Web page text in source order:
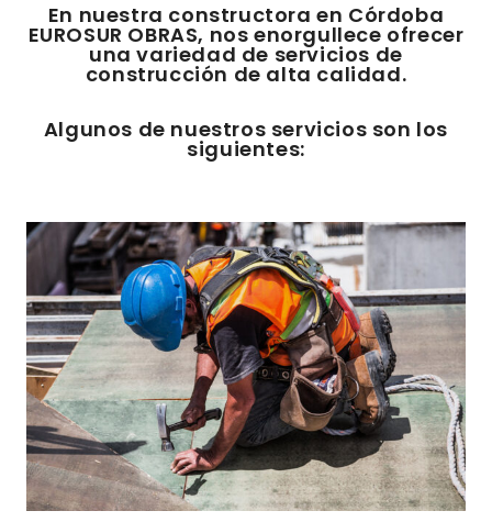
En nuestra constructora en Córdoba
EUROSUR OBRAS, nos enorgullece ofrecer
una variedad de servicios de
construcción de alta calidad.
Algunos de nuestros servicios son los
siguientes: